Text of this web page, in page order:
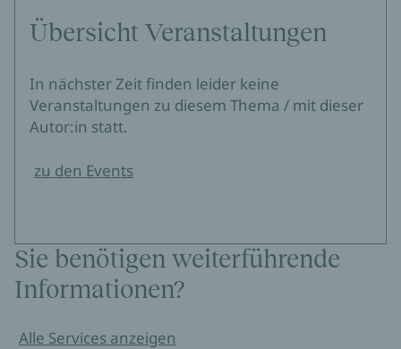
Übersicht Veranstaltungen
In nächster Zeit finden leider keine
Veranstaltungen zu diesem Thema / mit dieser
Autor:in statt.
zu den Events
Sie benötigen weiterführende
Informationen?
Alle Services anzeigen